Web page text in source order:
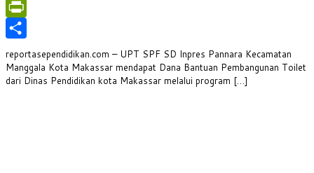
WhatsApp
PrintFriendly
Share
reportasependidikan.com – UPT SPF SD Inpres Pannara Kecamatan
Manggala Kota Makassar mendapat Dana Bantuan Pembangunan Toilet
dari Dinas Pendidikan kota Makassar melalui program […]